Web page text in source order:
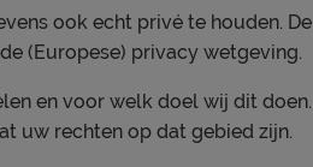
ook echt privé te houden. De
(Europese) privacy wetgeving.
en voor welk doel wij dit doen.
uw rechten op dat gebied zijn.